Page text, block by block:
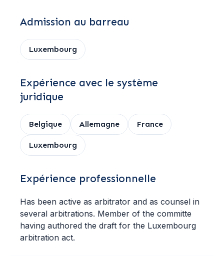
Admission au barreau
Luxembourg
Expérience avec le système
juridique
Belgique Allemagne France
Luxembourg
Expérience professionnelle
Has been active as arbitrator and as counsel in
several arbitrations. Member of the committe
having authored the draft for the Luxembourg
arbitration act.